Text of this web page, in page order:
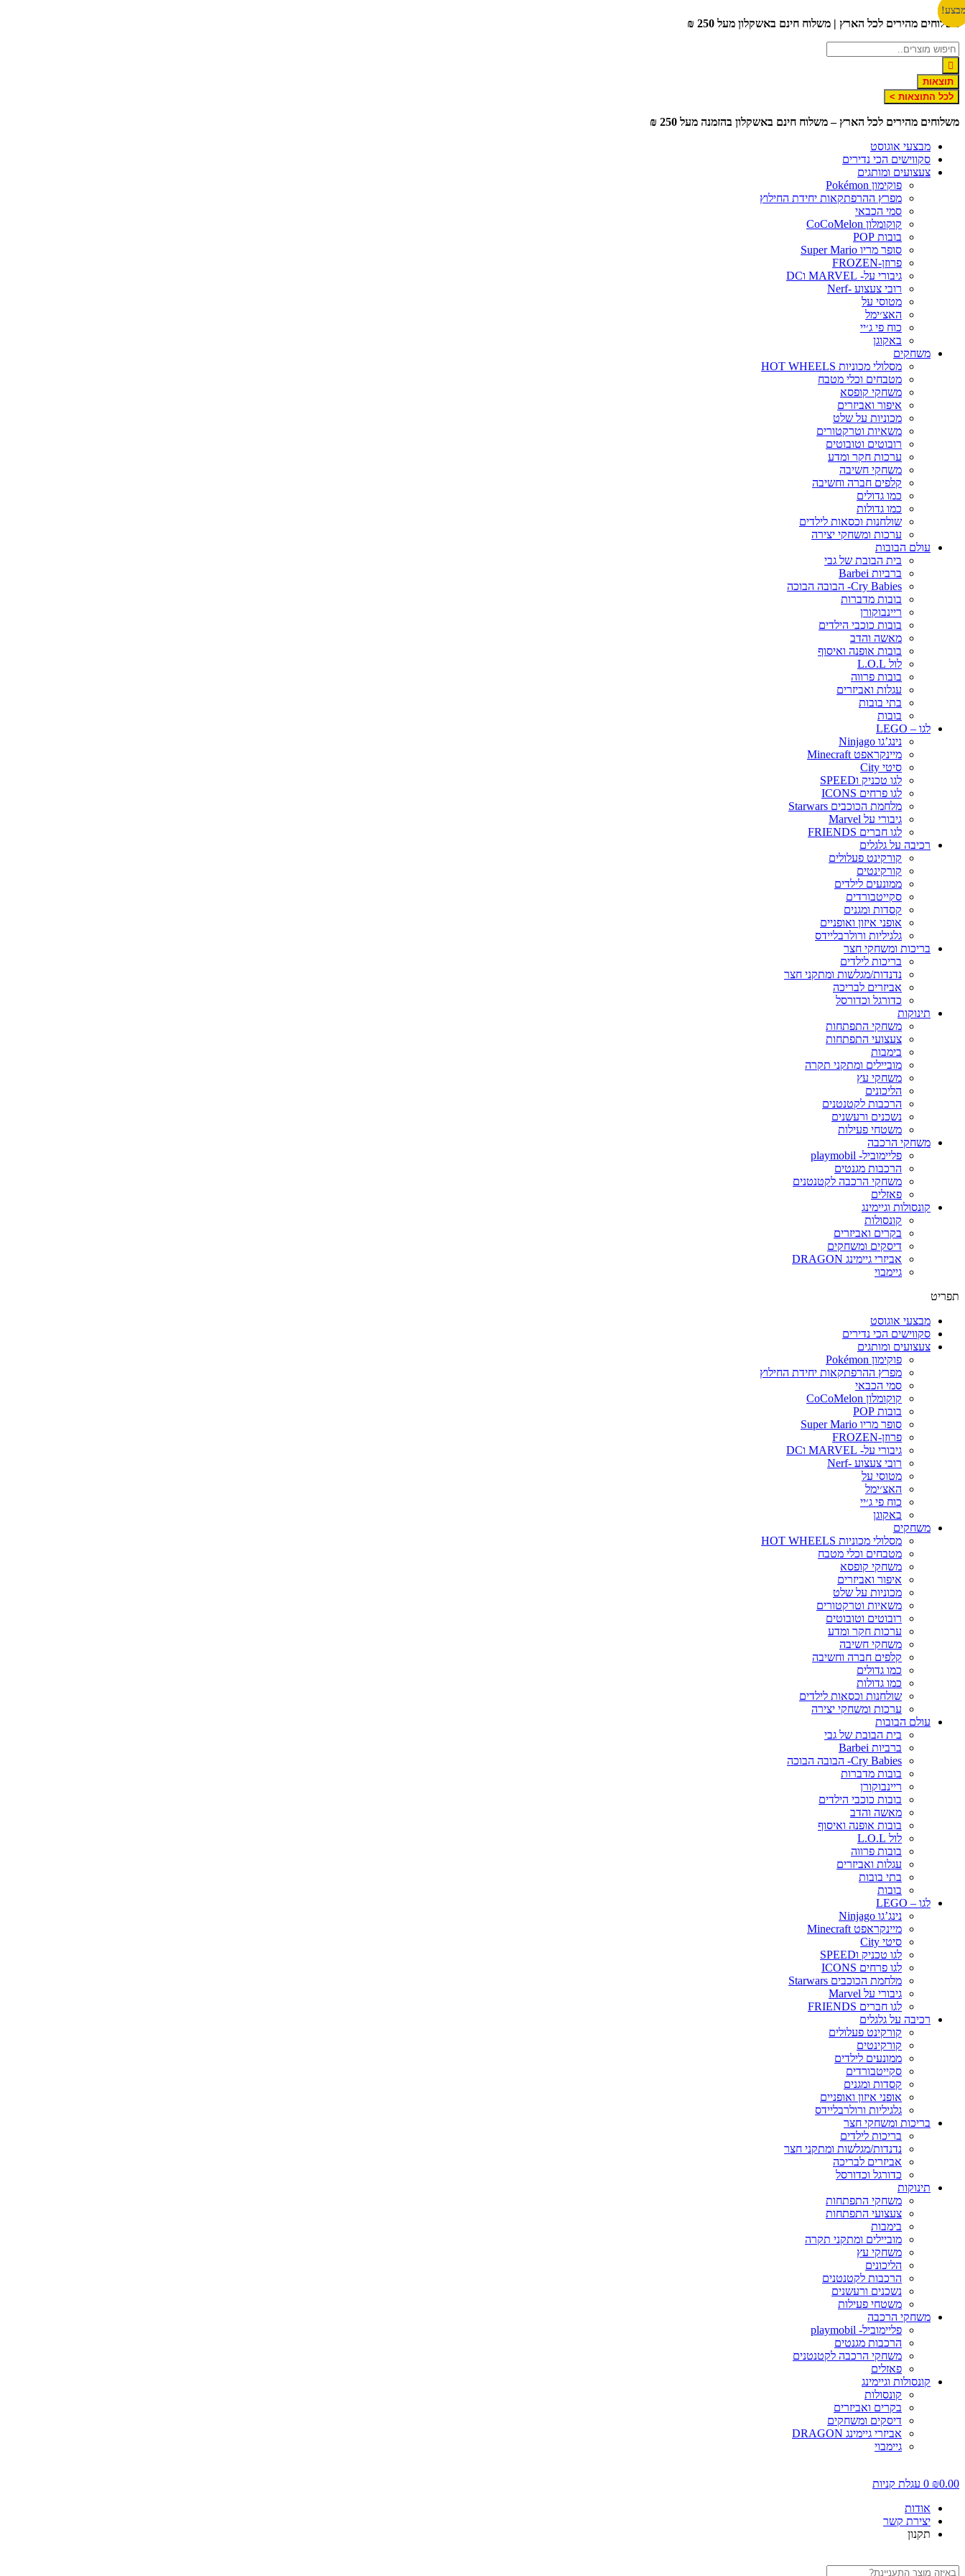
דלג
לתוכן
משלוחים מהירים לכל הארץ | משלוח חינם באשקלון מעל 250 ₪
תוצאות
לכל התוצאות >
משלוחים מהירים לכל הארץ – משלוח חינם באשקלון בהזמנה מעל 250 ₪
מבצעי אוגוסט
סקווישים הכי נדירים
צעצועים ומותגים
פוקימון Pokémon
מפרץ ההרפתקאות יחידת החילוץ
סמי הכבאי
קוקומלון CoCoMelon
בובות POP
סופר מריו Super Mario
פרוזן-FROZEN
גיבורי על- MARVEL וDC
רובי צעצוע -Nerf
מטוסי על
האצ׳ימל
כוח פי ג׳יי
באקוגן
משחקים
מסלולי מכוניות HOT WHEELS
מטבחים וכלי מטבח
משחקי קופסא
איפור ואביזרים
מכוניות על שלט
משאיות וטרקטורים
רובוטים וטובוטים
ערכות חקר ומדע
משחקי חשיבה
קלפים חברה וחשיבה
כמו גדולים
כמו גדולות
שולחנות וכסאות לילדים
ערכות ומשחקי יצירה
עולם הבובות
בית הבובת של גבי
ברביות Barbei
Cry Babies- הבובה הבוכה
בובות מדברות
ריינבוקורן
בובות כוכבי הילדים
מאשה והדב
בובות אופנה ואיסוף
לול L.O.L
בובות פרווה
עגלות ואביזרים
בתי בובות
בובות
לגו – LEGO
נינג’גו Ninjago
מיינקראפט Minecraft
סיטי City
לגו טכניק וSPEED
לגו פרחים ICONS
מלחמת הכוכבים Starwars
גיבורי על Marvel
לגו חברים FRIENDS
רכיבה על גלגלים
קורקינט פעלולים
קורקינטים
ממונעים לילדים
סקייטבורדים
קסדות ומגנים
אופני איזון ואופניים
גלגיליות ורולרבליידס
בריכות ומשחקי חצר
בריכות לילדים
נדנדות/מגלשות ומתקני חצר
אביזרים לבריכה
כדורגל וכדורסל
תינוקות
משחקי התפתחות
צעצועי התפתחות
בימבות
מוביילים ומתקני תקרה
משחקי עץ
הליכונים
הרכבות לקטנטנים
נשכנים ורעשנים
משטחי פעילות
משחקי הרכבה
פליימוביל- playmobil
הרכבות מגנטים
משחקי הרכבה לקטנטנים
פאזלים
קונסולות וגיימינג
קונסולות
בקרים ואביזרים
דיסקים ומשחקים
אביזרי גיימינג DRAGON
גיימבוי
תפריט
מבצעי אוגוסט
סקווישים הכי נדירים
צעצועים ומותגים
פוקימון Pokémon
מפרץ ההרפתקאות יחידת החילוץ
סמי הכבאי
קוקומלון CoCoMelon
בובות POP
סופר מריו Super Mario
פרוזן-FROZEN
גיבורי על- MARVEL וDC
רובי צעצוע -Nerf
מטוסי על
האצ׳ימל
כוח פי ג׳יי
באקוגן
משחקים
מסלולי מכוניות HOT WHEELS
מטבחים וכלי מטבח
משחקי קופסא
איפור ואביזרים
מכוניות על שלט
משאיות וטרקטורים
רובוטים וטובוטים
ערכות חקר ומדע
משחקי חשיבה
קלפים חברה וחשיבה
כמו גדולים
כמו גדולות
שולחנות וכסאות לילדים
ערכות ומשחקי יצירה
עולם הבובות
בית הבובת של גבי
ברביות Barbei
Cry Babies- הבובה הבוכה
בובות מדברות
ריינבוקורן
בובות כוכבי הילדים
מאשה והדב
בובות אופנה ואיסוף
לול L.O.L
בובות פרווה
עגלות ואביזרים
בתי בובות
בובות
לגו – LEGO
נינג’גו Ninjago
מיינקראפט Minecraft
סיטי City
לגו טכניק וSPEED
לגו פרחים ICONS
מלחמת הכוכבים Starwars
גיבורי על Marvel
לגו חברים FRIENDS
רכיבה על גלגלים
קורקינט פעלולים
קורקינטים
ממונעים לילדים
סקייטבורדים
קסדות ומגנים
אופני איזון ואופניים
גלגיליות ורולרבליידס
בריכות ומשחקי חצר
בריכות לילדים
נדנדות/מגלשות ומתקני חצר
אביזרים לבריכה
כדורגל וכדורסל
תינוקות
משחקי התפתחות
צעצועי התפתחות
בימבות
מוביילים ומתקני תקרה
משחקי עץ
הליכונים
הרכבות לקטנטנים
נשכנים ורעשנים
משטחי פעילות
משחקי הרכבה
פליימוביל- playmobil
הרכבות מגנטים
משחקי הרכבה לקטנטנים
פאזלים
קונסולות וגיימינג
קונסולות
בקרים ואביזרים
דיסקים ומשחקים
אביזרי גיימינג DRAGON
גיימבוי
₪0.00
0 עגלת קניות
אודות
יצירת קשר
תקנון